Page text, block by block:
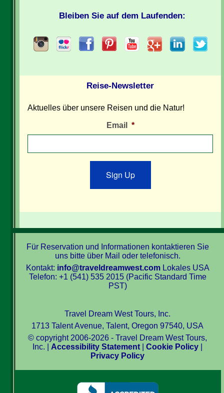
Bleiben Sie auf dem Laufenden:
Reise-Newsletter
Aktuelles über unsere Reisen und die Natur!
Email *
Sign Up
Für Reservation und Informationen kontaktieren Sie
uns bitte über Mail oder telefonisch.
Kontakt: info@traveldreamwest.comLokales USA
Telefon: +1 (541) 535 2015 (Pacific Standard Time
PST)
Travel Dream West Tours, Inc.
1713 Talent Avenue, Talent, Oregon 97540, USA
© copyright 2006-2026 - Travel Dream West Tours,
Inc. | Accessibility Statement |Cookie Policy
Privacy Policy